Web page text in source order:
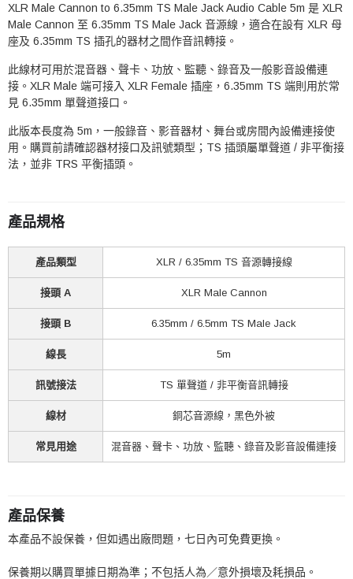
XLR Male Cannon to 6.35mm TS Male Jack Audio Cable 5m 是 XLR
Male Cannon 至 6.35mm TS Male Jack 音源線，適合在設有 XLR 母
座及 6.35mm TS 插孔的器材之間作音訊轉接。
此線材可用於混音器、聲卡、功放、監聽、錄音及一般影音設備連
接。XLR Male 端可接入 XLR Female 插座，6.35mm TS 端則用於常
見 6.35mm 單聲道接口。
此版本長度為 5m，一般錄音、影音器材、舞台或房間內設備連接使
用。購買前請確認器材接口及訊號類型；TS 插頭屬單聲道 / 非平衡接
法，並非 TRS 平衡插頭。
產品規格
產品類型 XLR / 6.35mm TS 音源轉接線
接頭 A XLR Male Cannon
接頭 B 6.35mm / 6.5mm TS Male Jack
線長 5m
訊號接法 TS 單聲道 / 非平衡音訊轉接
線材 銅芯音源線，黑色外被
常見用途 混音器、聲卡、功放、監聽、錄音及影音設備連接
產品保養
本產品不設保養，但如遇出廠問題，七日內可免費更換。
保養期以購買單據日期為準；不包括人為／意外損壞及耗損品。